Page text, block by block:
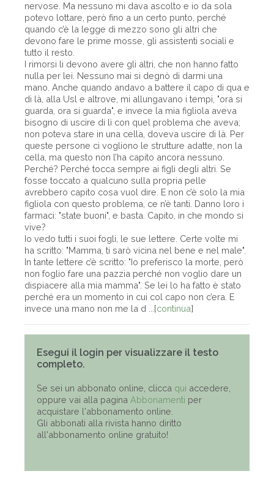
nervose. Ma nessuno mi dava ascolto e io da sola
potevo lottare, però fino a un certo punto, perché
quando c’è la legge di mezzo sono gli altri che
devono fare le prime mosse, gli assistenti sociali e
tutto il resto.
I rimorsi li devono avere gli altri, che non hanno fatto
nulla per lei. Nessuno mai si degnò di darmi una
mano. Anche quando andavo a battere il capo di qua e
di là, alla Usl e altrove, mi allungavano i tempi, "ora si
guarda, ora si guarda", e invece la mia figliola aveva
bisogno di uscire di lì con quel problema che aveva;
non poteva stare in una cella, doveva uscire di là. Per
queste persone ci vogliono le strutture adatte, non la
cella, ma questo non l’ha capito ancora nessuno.
Perché? Perché tocca sempre ai figli degli altri. Se
fosse toccato a qualcuno sulla propria pelle
avrebbero capito cosa vuol dire. E non c’è solo la mia
figliola con questo problema, ce n’è tanti. Danno loro i
farmaci: "state buoni", e basta. Capito, in che mondo si
vive?
Io vedo tutti i suoi fogli, le sue lettere. Certe volte mi
ha scritto: "Mamma, ti sarò vicina nel bene e nel male".
In tante lettere c’è scritto: "Io preferisco la morte, però
non foglio fare una pazzia perché non voglio dare un
dispiacere alla mia mamma". Se lei lo ha fatto è stato
perché era un momento in cui col capo non c’era. E
invece una mano non me la d ...[continua]
Esegui il login per visualizzare il testo
completo.
Se sei un abbonato online, clicca qui accedere,
oppure vai alla pagina Abbonamenti per
acquistare l'abbonamento online.
Gli abbonati alla rivista hanno diritto
all'abbonamento online gratuito!